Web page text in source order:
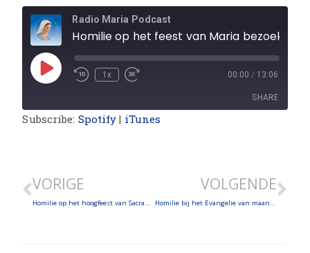
Radio Maria Podcast
1x 00:00 / 13:06
SHARE
Subscribe: Spotify | iTunes
VORIGE VOLGENDE